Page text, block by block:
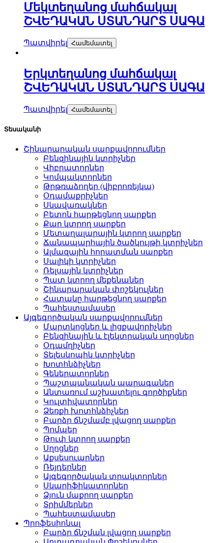
Մեկտեղանոց մահճակալ
ՇՎԵԴԱԿԱՆ ՍՏԱՆԴԱՐՏ ՍԱԳԱ
Պատվիրել Համեմատել
Երկտեղանոց մահճակալ
ՇՎԵԴԱԿԱՆ ՍՏԱՆԴԱՐՏ ՍԱԳԱ
Պատվիրել Համեմատել
Տեսականի
Շինարարական սարքավորումներ
Բենզինային կտրիչներ
Վիբրատորներ
Կոմպակտորներ
Թրթռաձողեր (վիբրոռեյկա)
Օդամաքրիչներ
Սկավառակներ
Բետոն հարթեցնող սարքեր
Քար կտրող սարքեր
Մետաղալարային կտրող սարքեր
Ճանապարհային ծածկույթի կտրիչներ
Ալմազային հորատման սարքեր
Սալիկի կտրիչներ
Ռելսային կտրիչներ
Պատ կտրող մեքենաներ
Շինարարական փոշեկուլներ
Հատակը հարթեցնող սարքեր
Պահեստամասեր
Այգեգործական սարքավորումներ
Մարտկոցներ և լիցքավորիչներ
Բենզինային և էլեկտրական սղոցներ
Օդամղիչներ
Տելեսկոպիկ կտրիչներ
Խոտհնձիչներ
Գեներատորներ
Պաշտպանական պարագաներ
Անտառում աշխատելու գործիքներ
Կուլտիվատորներ
Ձեռքի խոտհնձիչներ
Բարձր ճնշմամբ լվացող սարքեր
Պոմպեր
Թուփ կտրող սարքեր
Սղոցներ
Աքսեսուարներ
Ռեյդերներ
Այգեգործական տրակտորներ
Սկարիֆիկատորներ
Ձյուն մաքրող սարքեր
Տրիմմերներ
Պահեստամասեր
Պրոֆեսիոնալ
Բարձր ճնշման լվացող սարքեր